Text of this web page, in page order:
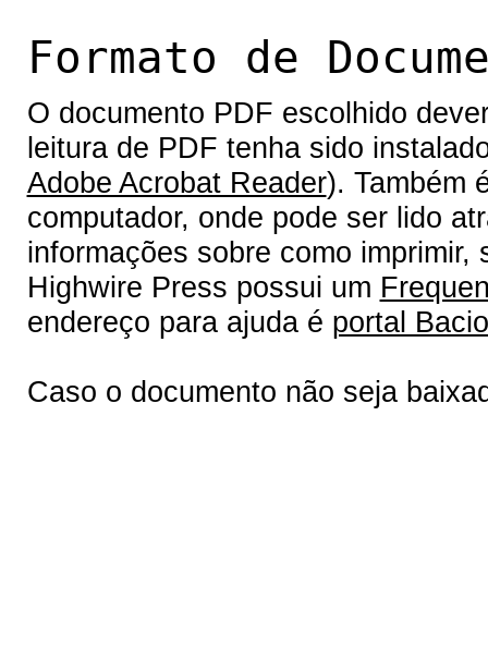
Formato de
O documento PDF escolhido
leitura de PDF tenha sido
Adobe Acrobat Reader). Também
computador, onde pode ser lido
informações sobre como
Highwire Press possui um
endereço para ajuda é portal
Caso o documento não seja